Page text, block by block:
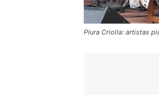
Piura Criolla: artistas